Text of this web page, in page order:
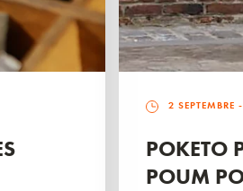
2 SEPTEMBRE
POKETO
POUM